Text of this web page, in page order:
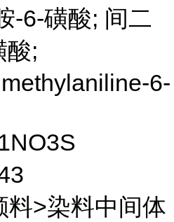
-6-磺酸; 间二
酸;
6-
料>染料中间体